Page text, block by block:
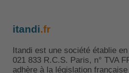
itandi.fr
Itandi est une société établie
021 833 R.C.S. Paris, n° TVA
adhère à la législation